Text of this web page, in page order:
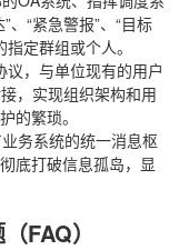
、“紧急警报”、“目标
定群组或个人。
议，与单位现有的用户
，实现组织架构和用
的繁琐。
务系统的统一消息枢
底打破信息孤岛，显
FAQ）